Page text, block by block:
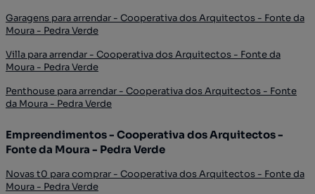
Garagens para arrendar - Cooperativa dos Arquitectos - Fonte da
Moura - Pedra Verde
Villa para arrendar - Cooperativa dos Arquitectos - Fonte da
Moura - Pedra Verde
Penthouse para arrendar - Cooperativa dos Arquitectos - Fonte
da Moura - Pedra Verde
Empreendimentos - Cooperativa dos Arquitectos -
Fonte da Moura - Pedra Verde
Novas t0 para comprar - Cooperativa dos Arquitectos - Fonte da
Moura - Pedra Verde